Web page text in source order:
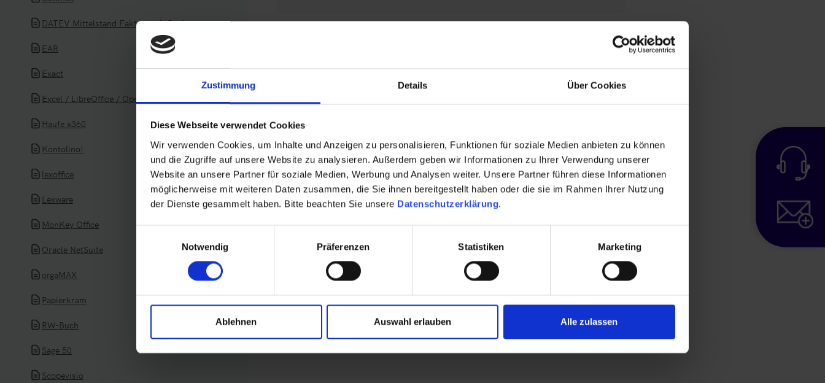
Zustimmung Details Über Cookies
Diese Webseite verwendet Cookies
Wir verwenden Cookies, um Inhalte und Anzeigen zu personalisieren, Funktionen für soziale Medien anbieten zu können
und die Zugriffe auf unsere Website zu analysieren. Außerdem geben wir Informationen zu Ihrer Verwendung unserer
Website an unsere Partner für soziale Medien, Werbung und Analysen weiter. Unsere Partner führen diese Informationen
möglicherweise mit weiteren Daten zusammen, die Sie ihnen bereitgestellt haben oder die sie im Rahmen Ihrer Nutzung
der Dienste gesammelt haben. Bitte beachten Sie unsere Datenschutzerklärung.
Notwendig
Präferenzen Statistiken Marketing
Ablehnen Auswahl erlauben Alle zulassen
DATEV Mittelstand Faktura mit Rechnungswesen
EAR
Exact
Excel / LibreOffice / OpenOffice
Haufe x360
Kontolino!
lexoffice
Lexware
MonKey Office
Oracle NetSuite
orgaMAX
Papierkram
RW-Buch
Sage 50
Scopevisio